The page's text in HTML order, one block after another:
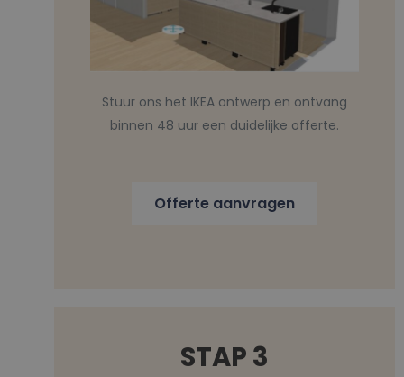
Stuur ons het IKEA ontwerp en ontvang
binnen 48 uur een duidelijke offerte.
Offerte aanvragen
STAP 3